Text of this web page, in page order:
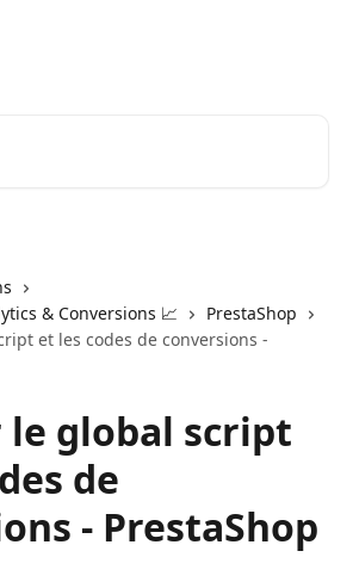
& Conversions 📈
PrestaShop
et les codes de conversions -
global script
de
- PrestaShop